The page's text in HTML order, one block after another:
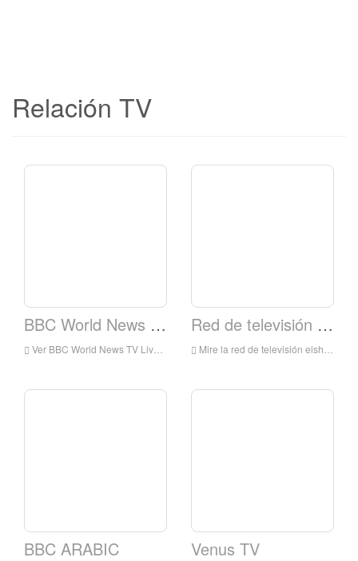
Relación TV
BBC World News TV
Ver BBC World News TV Live Online, BBC World News TV HD Streaming en vivo, BBC World News TV Watch Live TV de Inglaterra
Red de televisión Elshaddai
Mire la red de televisión elshaddai en vivo en línea, elshaddai Television Network HD Streaming en vivo, elshaddai Television Network Watch Live TV de Inglaterra
BBC ARABIC Venus TV